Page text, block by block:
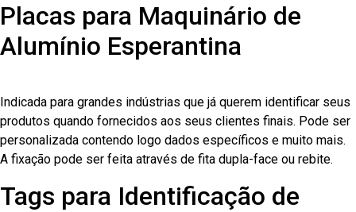
Placas para Maquinário de
Alumínio Esperantina
Indicada para grandes indústrias que já querem identificar seus
produtos quando fornecidos aos seus clientes finais. Pode ser
personalizada contendo logo dados específicos e muito mais.
A fixação pode ser feita através de fita dupla-face ou rebite.
Tags para Identificação de